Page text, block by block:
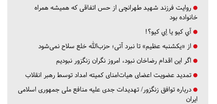
روایت فرزند شهید طهرانچی از حس اتفاقی که همیشه همراه
خانواده بود
آي كيو يا اِي كيو؟!
از «یکشنبه عظیم» تا نبرد آتی؛ حزب‌الله خلع سلاح نمی‌شود
اگر این اقدام رضاخان نبود، امروز نگران زنگزور نبودیم
تمدید عضویت اعضای هیات‌امنای کمیته امداد توسط رهبر انقلاب
درباره توافق زنگزور/ تهدیدات جدی علیه منافع ملی جمهوری اسلامی
ایران